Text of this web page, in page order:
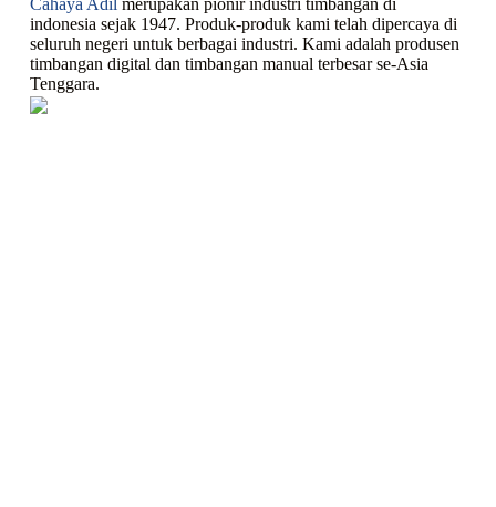
Cahaya Adil merupakan pionir industri timbangan di
indonesia sejak 1947. Produk-produk kami telah dipercaya di
seluruh negeri untuk berbagai industri. Kami adalah produsen
timbangan digital dan timbangan manual terbesar se-Asia
Tenggara.